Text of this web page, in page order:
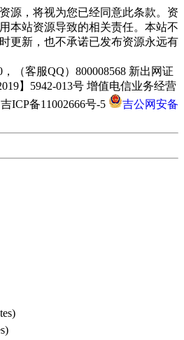
源，将视为您已经同意此条款。资
本站资源导致的相关责任。本站不
更新，也不承诺已发布资源永远有
（客服QQ）800008568 新出网证
】5942-013号 增值电信业务经营
ICP备11002666号-5
吉公网安备